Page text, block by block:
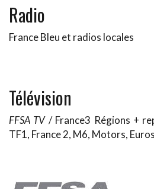
Radio
France Bleu et radios locales
Télévision
FFSA TV/ France3 Régions +
TF1, France 2, M6, Motors,